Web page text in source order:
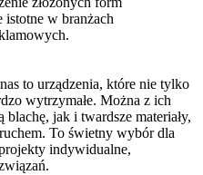
Right Offset
końcówka,
istotne w branżach
to urządzenia, które nie tylko
wytrzymałe. Można z ich
jak i twardsze materiały,
To świetny wybór dla
indywidualne,